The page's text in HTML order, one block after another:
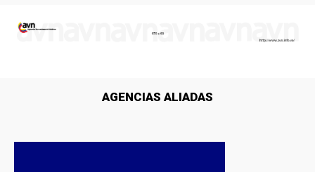
AGENCIAS ALIADAS